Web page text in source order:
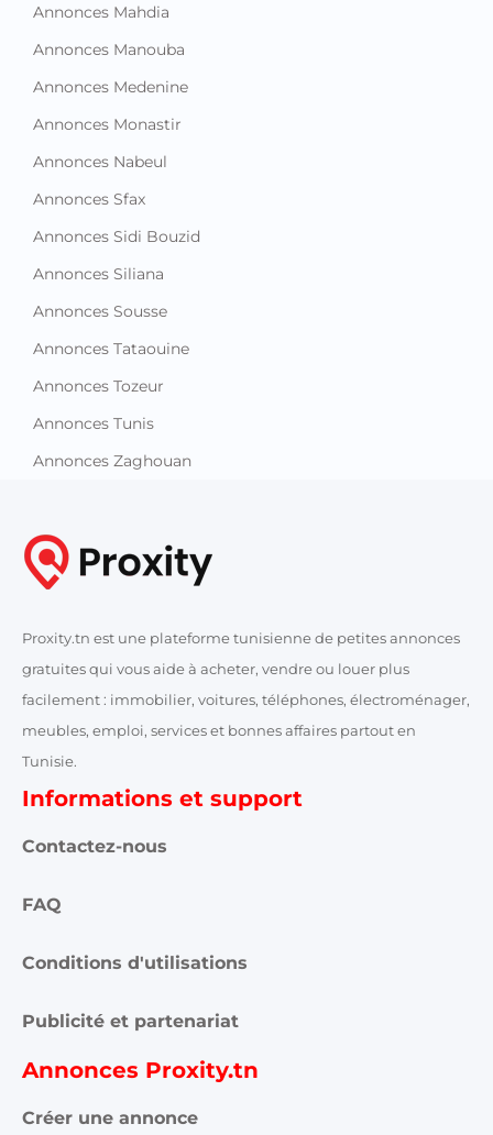
Annonces Mahdia
Annonces Manouba
Annonces Medenine
Annonces Monastir
Annonces Nabeul
Annonces Sfax
Annonces Sidi Bouzid
Annonces Siliana
Annonces Sousse
Annonces Tataouine
Annonces Tozeur
Annonces Tunis
Annonces Zaghouan
Proxity.tn est une plateforme tunisienne de petites annonces
gratuites qui vous aide à acheter, vendre ou louer plus
facilement : immobilier, voitures, téléphones, électroménager,
meubles, emploi, services et bonnes affaires partout en
Tunisie.
Informations et support
Contactez-nous
FAQ
Conditions d'utilisations
Publicité et partenariat
Annonces Proxity.tn
Créer une annonce